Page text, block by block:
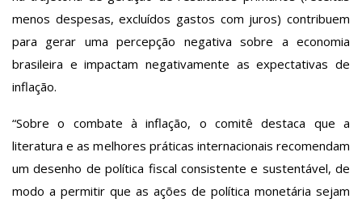
menos despesas, excluídos gastos com juros) contribuem
para gerar uma percepção negativa sobre a economia
brasileira e impactam negativamente as expectativas de
inflação.
“Sobre o combate à inflação, o comitê destaca que a
literatura e as melhores práticas internacionais recomendam
um desenho de política fiscal consistente e sustentável, de
modo a permitir que as ações de política monetária sejam